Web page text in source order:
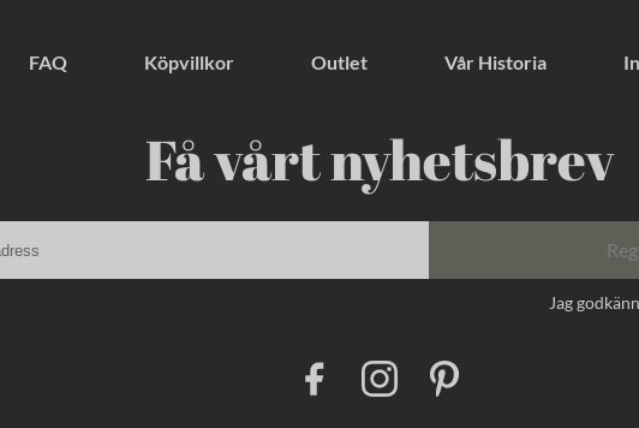
FAQ Köpvillkor Outlet Vår Historia
Få vårt nyhetsbrev
Jag
I
n